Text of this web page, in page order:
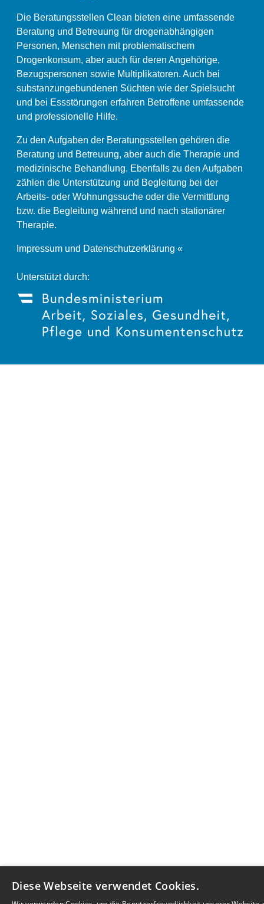
Die Beratungsstellen Clean bieten eine umfassende
Beratung und Betreuung für drogenabhängigen
Personen, Menschen mit problematischem
Drogenkonsum, aber auch für deren Angehörige,
Bezugspersonen sowie Multiplikatoren. Auch bei
substanzungebundenen Süchten wie der Spielsucht
und bei Essstörungen erfahren Betroffene umfassende
und professionelle Hilfe.
Zu den Aufgaben der Beratungsstellen gehören die
Beratung und Betreuung, aber auch die Therapie und
medizinische Behandlung. Ebenfalls zu den Aufgaben
zählen die Unterstützung und Begleitung bei der
Arbeits- oder Wohnungssuche oder die Vermittlung
bzw. die Begleitung während und nach stationärer
Therapie.
Impressum und Datenschutzerklärung «
Unterstützt durch:
Diese Webseite verwendet Cookies.